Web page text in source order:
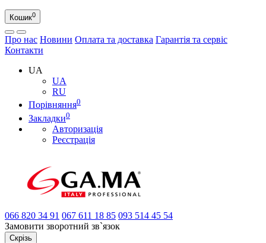
Кошик0
Про нас Новини Оплата та доставка Гарантія та сервіс
Контакти
UA
UA
RU
Порівняння0
Закладки0
Авторизація
Реєстрація
066 820 34 91 067 611 18 85 093 514 45 54
Замовити зворотний зв`язок
Скрізь